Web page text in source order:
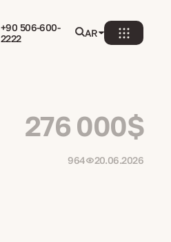
+90 506-600-
2222
AR
276 000$
964 20.06.2026